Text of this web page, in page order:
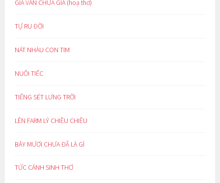
GIÀ VẪN CHƯA GIÀ (hoạ thơ)
TỰ RU ĐỜI
NÁT NHÀU CON TIM
NUỐI TIẾC
TIẾNG SÉT LƯNG TRỜI
LÊN FARM LÝ CHIỀU CHIỀU
BẢY MƯƠI CHƯA ĐÃ LÀ GÌ
TỨC CẢNH SINH THƠ